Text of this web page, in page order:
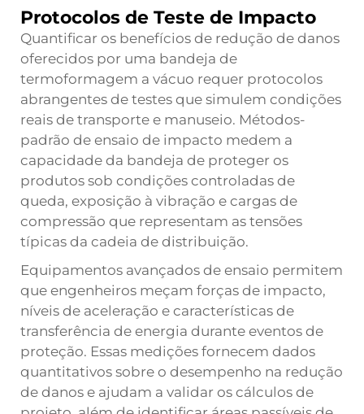
Protocolos de Teste de Impacto
Quantificar os benefícios de redução de danos
oferecidos por uma bandeja de
termoformagem a vácuo requer protocolos
abrangentes de testes que simulem condições
reais de transporte e manuseio. Métodos-
padrão de ensaio de impacto medem a
capacidade da bandeja de proteger os
produtos sob condições controladas de
queda, exposição à vibração e cargas de
compressão que representam as tensões
típicas da cadeia de distribuição.
Equipamentos avançados de ensaio permitem
que engenheiros meçam forças de impacto,
níveis de aceleração e características de
transferência de energia durante eventos de
proteção. Essas medições fornecem dados
quantitativos sobre o desempenho na redução
de danos e ajudam a validar os cálculos de